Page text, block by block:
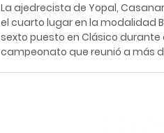
La ajedrecista de Yopal,
el cuarto lugar en la modalidad
sexto puesto en Clásico durante
campeonato que reunió a más